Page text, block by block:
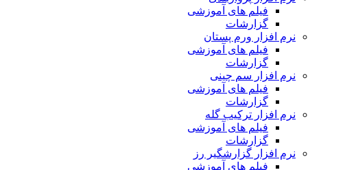
فیلم های آموزشی
گزارشات
نرم افزار ورم پستان
فیلم های آموزشی
گزارشات
نرم افزار سم چینی
فیلم های آموزشی
گزارشات
نرم افزار ترکیب گله
فیلم های آموزشی
گزارشات
نرم افزار گزارشگیر رز
فیلم های آموزشی